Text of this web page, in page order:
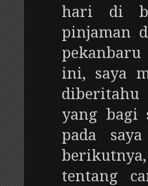
hari di
pinjaman
ini, saya
yang bagi
pada
tentang